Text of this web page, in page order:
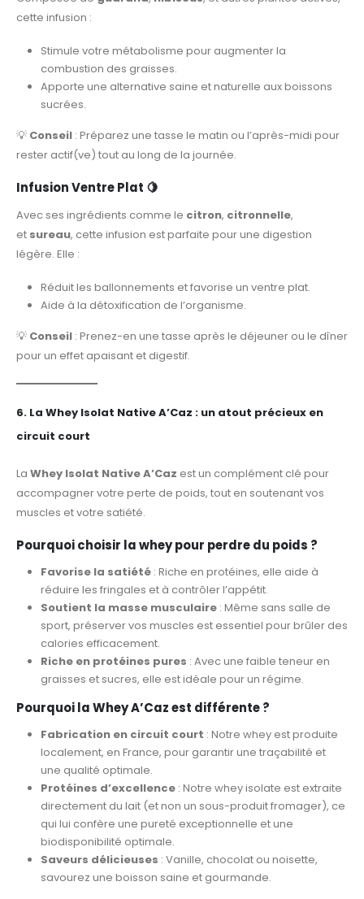
cette infusion :
Stimule votre métabolisme pour augmenter la
combustion des graisses.
Apporte une alternative saine et naturelle aux boissons
sucrées.
💡 Conseil : Préparez une tasse le matin ou l’après-midi pour
rester actif(ve) tout au long de la journée.
Infusion Ventre Plat 🍋
Avec ses ingrédients comme le citron, citronnelle,
et sureau, cette infusion est parfaite pour une digestion
légère. Elle :
Réduit les ballonnements et favorise un ventre plat.
Aide à la détoxification de l’organisme.
💡 Conseil : Prenez-en une tasse après le déjeuner ou le dîner
pour un effet apaisant et digestif.
6. La Whey Isolat Native A’Caz : un atout précieux en
circuit court
La Whey Isolat Native A’Caz est un complément clé pour
accompagner votre perte de poids, tout en soutenant vos
muscles et votre satiété.
Pourquoi choisir la whey pour perdre du poids ?
Favorise la satiété: Riche en protéines, elle aide à
réduire les fringales et à contrôler l’appétit.
Soutient la masse musculaire: Même sans salle de
sport, préserver vos muscles est essentiel pour brûler des
calories efficacement.
Riche en protéines pures : Avec une faible teneur en
graisses et sucres, elle est idéale pour un régime.
Pourquoi la Whey A’Caz est différente ?
Fabrication en circuit court : Notre whey est produite
localement, en France, pour garantir une traçabilité et
une qualité optimale.
Protéines d’excellence: Notre whey isolate est extraite
directement du lait (et non un sous-produit fromager), ce
qui lui confère une pureté exceptionnelle et une
biodisponibilité optimale.
Saveurs délicieuses : Vanille, chocolat ou noisette,
savourez une boisson saine et gourmande.